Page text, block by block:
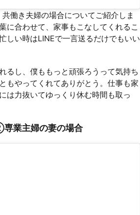
働き夫婦の場合についてご紹介しま
に合わせて、家事もこなしてくれるこ
しい時はLINEで一言送るだけでもいい
るし、僕ももっと頑張ろうって気持ち
もやってくれてありがとう。仕事も家
は力抜いてゆっくり休む時間も取っ
業主婦の妻の場合